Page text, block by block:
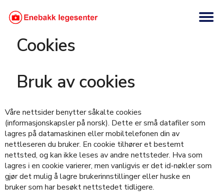
Cookies
Bruk av cookies
Våre nettsider benytter såkalte cookies
(informasjonskapsler på norsk). Dette er små datafiler som
lagres på datamaskinen eller mobiltelefonen din av
nettleseren du bruker. En cookie tilhører et bestemt
nettsted, og kan ikke leses av andre nettsteder. Hva som
lagres i en cookie varierer, men vanligvis er det id-nøkler som
gjør det mulig å lagre brukerinnstillinger eller huske en
bruker som har besøkt nettstedet tidligere.